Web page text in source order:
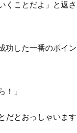
くことだよ」と返
功した一番のポイ
！」
だとおっしゃいま